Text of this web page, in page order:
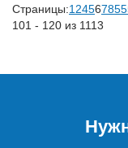
Страницы:1 24567855
101 - 120 из 1113